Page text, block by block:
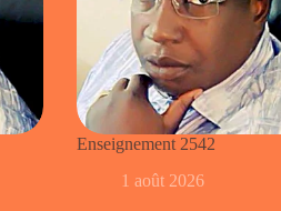
Enseignement 2542
1 août 2026